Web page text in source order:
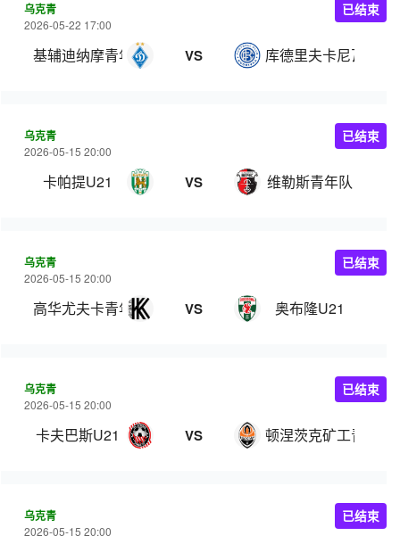
乌克青
2026-05-22 17:00
基辅迪纳摩青年队 VS 库德里夫卡尼瓦U21
已结束
乌克青
2026-05-15 20:00
卡帕提U21 VS 维勒斯青年队
已结束
乌克青
2026-05-15 20:00
高华尤夫卡青年队 VS 奥布隆U21
已结束
乌克青
2026-05-15 20:00
卡夫巴斯U21 VS 顿涅茨克矿工青年队
已结束
乌克青
2026-05-15 20:00
已结束